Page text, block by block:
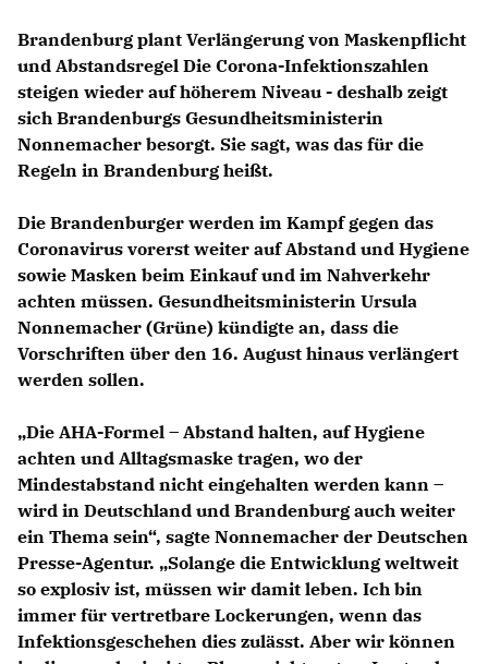
Brandenburg plant Verlängerung von Maskenpflicht
und Abstandsregel Die Corona-Infektionszahlen
steigen wieder auf höherem Niveau - deshalb zeigt
sich Brandenburgs Gesundheitsministerin
Nonnemacher besorgt. Sie sagt, was das für die
Regeln in Brandenburg heißt.
Die Brandenburger werden im Kampf gegen das
Coronavirus vorerst weiter auf Abstand und Hygiene
sowie Masken beim Einkauf und im Nahverkehr
achten müssen. Gesundheitsministerin Ursula
Nonnemacher (Grüne) kündigte an, dass die
Vorschriften über den 16. August hinaus verlängert
werden sollen.
Die AHA-Formel – Abstand halten, auf Hygiene
achten und Alltagsmaske tragen, wo der
Mindestabstand nicht eingehalten werden kann –
wird in Deutschland und Brandenburg auch weiter
ein Thema sein“, sagte Nonnemacher der Deutschen
Presse-Agentur. „Solange die Entwicklung weltweit
so explosiv ist, müssen wir damit leben. Ich bin
immer für vertretbare Lockerungen, wenn das
Infektionsgeschehen dies zulässt. Aber wir können